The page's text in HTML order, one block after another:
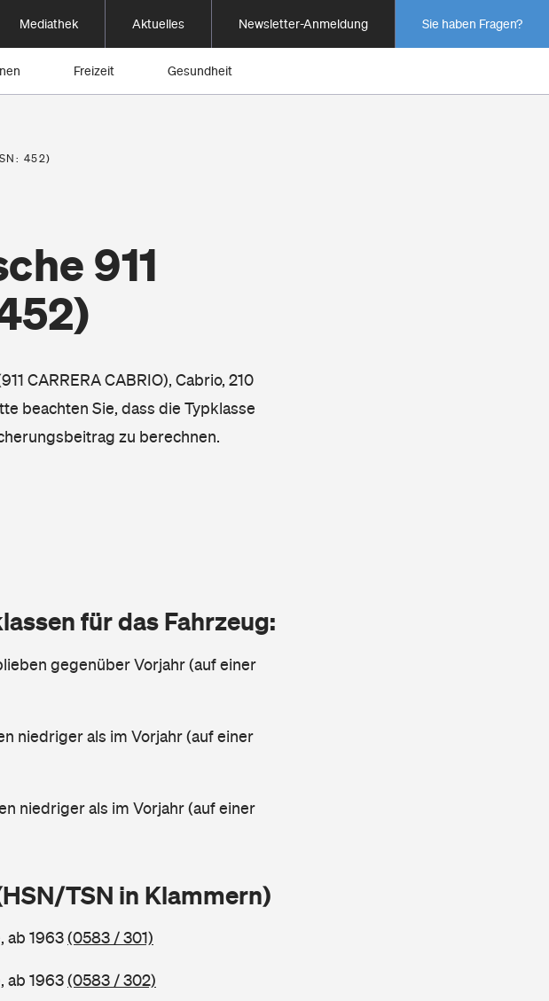
Mediathek Aktuelles Newsletter-Anmeldung Sie haben Fragen?
Freizeit Gesundheit
452)
911
CARRERA CABRIO), Cabrio, 210
beachten Sie, dass die Typklasse
zu berechnen.
für das Fahrzeug:
gegenüber Vorjahr (auf einer
niedriger als im Vorjahr (auf einer
niedriger als im Vorjahr (auf einer
TSN in Klammern)
ab 1963(0583 / 301)
ab 1963(0583 / 302)